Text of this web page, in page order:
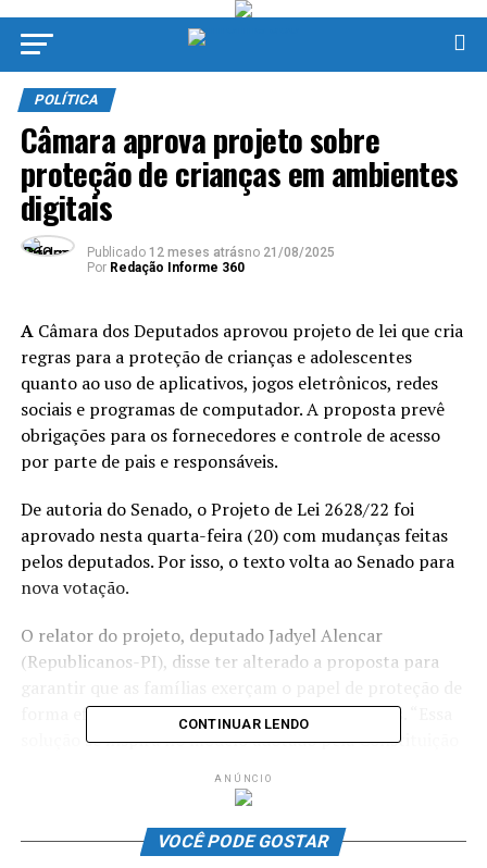
POLÍTICA
Câmara aprova projeto sobre
proteção de crianças em ambientes
digitais
Publicado 12 meses atrásno 21/08/2025
Por Redação Informe 360
ACâmara dos Deputados aprovou projeto de lei que cria
regras para a proteção de crianças e adolescentes
quanto ao uso de aplicativos, jogos eletrônicos, redes
sociais e programas de computador. A proposta prevê
obrigações para os fornecedores e controle de acesso
por parte de pais e responsáveis.
De autoria do Senado, o Projeto de Lei 2628/22 foi
aprovado nesta quarta-feira (20) com mudanças feitas
pelos deputados. Por isso, o texto volta ao Senado para
nova votação.
O relator do projeto, deputado Jadyel Alencar
(Republicanos-PI), disse ter alterado a proposta para
forma eficaz, sem substituí-lo pelas plataformas. “Essa
solução se inspira no modelo adotado pela Constituição
prejudiciais na comunicação social, optou por assegurar
sua autonomia”, afirmou.
CONTINUAR LENDO
ANÚNCIO
VOCÊ PODE GOSTAR